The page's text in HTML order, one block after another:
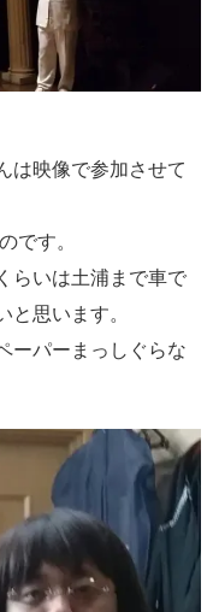
は映像で参加させて
です。
らいは土浦まで車で
思います。
ーパーまっしぐらな